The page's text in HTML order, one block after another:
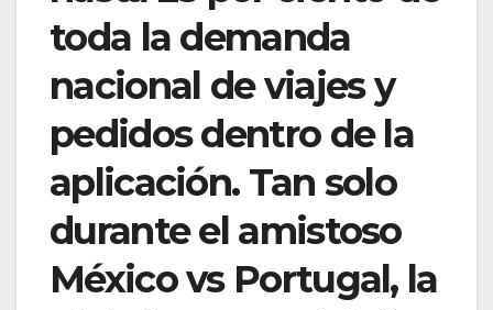
toda la demanda
nacional de viajes y
pedidos dentro de la
aplicación. Tan solo
durante el amistoso
México vs Portugal, la